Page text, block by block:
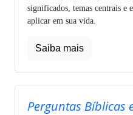
significados, temas centrais e
aplicar em sua vida.
Saiba mais
Perguntas Bíblicas